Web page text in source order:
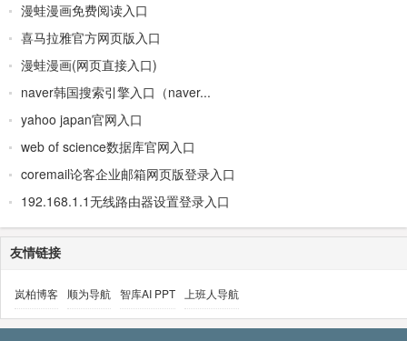
漫蛙漫画免费阅读入口
喜马拉雅官方网页版入口
漫蛙漫画(网页直接入口)
naver韩国搜索引擎入口（naver...
yahoo japan官网入口
web of science数据库官网入口
coremail论客企业邮箱网页版登录入口
192.168.1.1无线路由器设置登录入口
友情链接
岚柏博客 顺为导航 智库AI PPT 上班人导航